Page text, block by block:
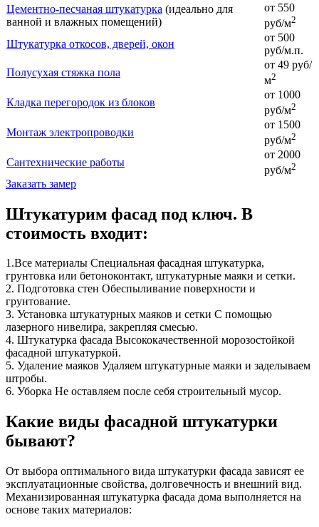
Цементно-песчаная штукатурка (идеально для
ванной и влажных помещений)
от 550
руб/м2
Штукатурка откосов, дверей, окон
от 500
руб/м.п.
Полусухая стяжка пола
от 49 руб/
м2
Кладка перегородок из блоков
от 1000
руб/м2
Монтаж электропроводки
от 1500
руб/м2
Cантехнические работы
от 2000
руб/м2
Заказать замер
Штукатурим фасад под ключ. В
стоимость входит:
1.Все материалы Специальная фасадная штукатурка,
грунтовка или бетоноконтакт, штукатурные маяки и сетки.
2. Подготовка стен Обеспыливание поверхности и
грунтование.
3. Установка штукатурных маяков и сетки С помощью
лазерного нивелира, закрепляя смесью.
4. Штукатурка фасада Высококачественной морозостойкой
фасадной штукатуркой.
5. Удаление маяков Удаляем штукатурные маяки и заделываем
штробы.
6. Уборка Не оставляем после себя строительный мусор.
Какие виды фасадной штукатурки
бывают?
От выбора оптимального вида штукатурки фасада зависят ее
эксплуатационные свойства, долговечность и внешний вид.
Механизированная штукатурка фасада дома выполняется на
основе таких материалов: